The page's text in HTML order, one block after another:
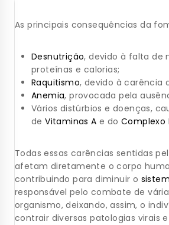
As principais consequências da
Desnutrição, devido à falta de
proteínas e calorias;
Raquitismo, devido à carência
Anemia, provocada pela
Vários distúrbios e doenças,
deVitaminas A e doComplexo
Todas essas carências sentidas
afetam diretamente o corpo
contribuindo para diminuir o
responsável pelo combate de
organismo, deixando, assim, o
contrair diversas patologias virais